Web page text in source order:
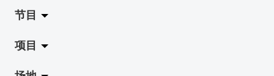
关于艺穗会
艺穗会的演化
节目
拉阔
项目